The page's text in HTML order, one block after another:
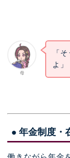
母
「
よ」
● 年金制度・